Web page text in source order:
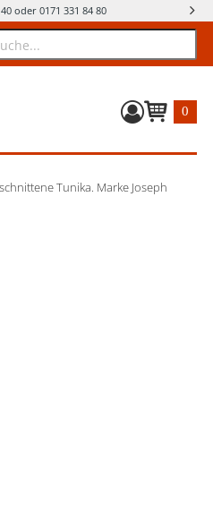
oder 0171 331 84 80
0
Tunika. Marke Joseph